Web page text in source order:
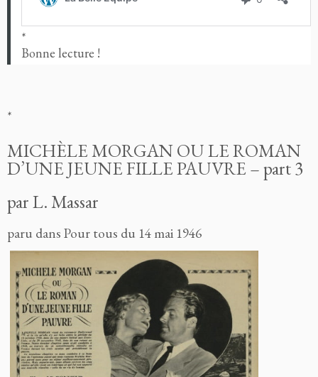
*
Bonne lecture !
*
MICHÈLE MORGAN OU LE ROMAN
D’UNE JEUNE FILLE PAUVRE – part 3
par L. Massar
paru dans Pour tous du 14 mai 1946